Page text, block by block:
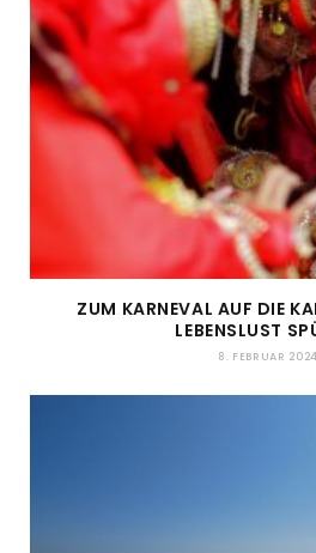
ZUM KARNEVAL AUF DIE
LEBENSLUST
8. FEBRUAR 2024